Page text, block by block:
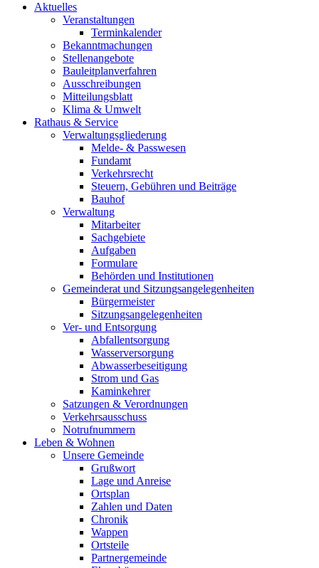
Aktuelles
Veranstaltungen
Terminkalender
Bekanntmachungen
Stellenangebote
Bauleitplanverfahren
Ausschreibungen
Mitteilungsblatt
Klima & Umwelt
Rathaus & Service
Verwaltungsgliederung
Melde- & Passwesen
Fundamt
Verkehrsrecht
Steuern, Gebühren und Beiträge
Bauhof
Verwaltung
Mitarbeiter
Sachgebiete
Aufgaben
Formulare
Behörden und Institutionen
Gemeinderat und Sitzungsangelegenheiten
Bürgermeister
Sitzungsangelegenheiten
Ver- und Entsorgung
Abfallentsorgung
Wasserversorgung
Abwasserbeseitigung
Strom und Gas
Kaminkehrer
Satzungen & Verordnungen
Verkehrsausschuss
Notrufnummern
Leben & Wohnen
Unsere Gemeinde
Grußwort
Lage und Anreise
Ortsplan
Zahlen und Daten
Chronik
Wappen
Ortsteile
Partnergemeinde